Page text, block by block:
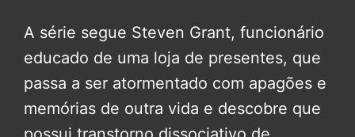
A série segue Steven Grant, funcionário
educado de uma loja de presentes, que
passa a ser atormentado com apagões e
memórias de outra vida e descobre que